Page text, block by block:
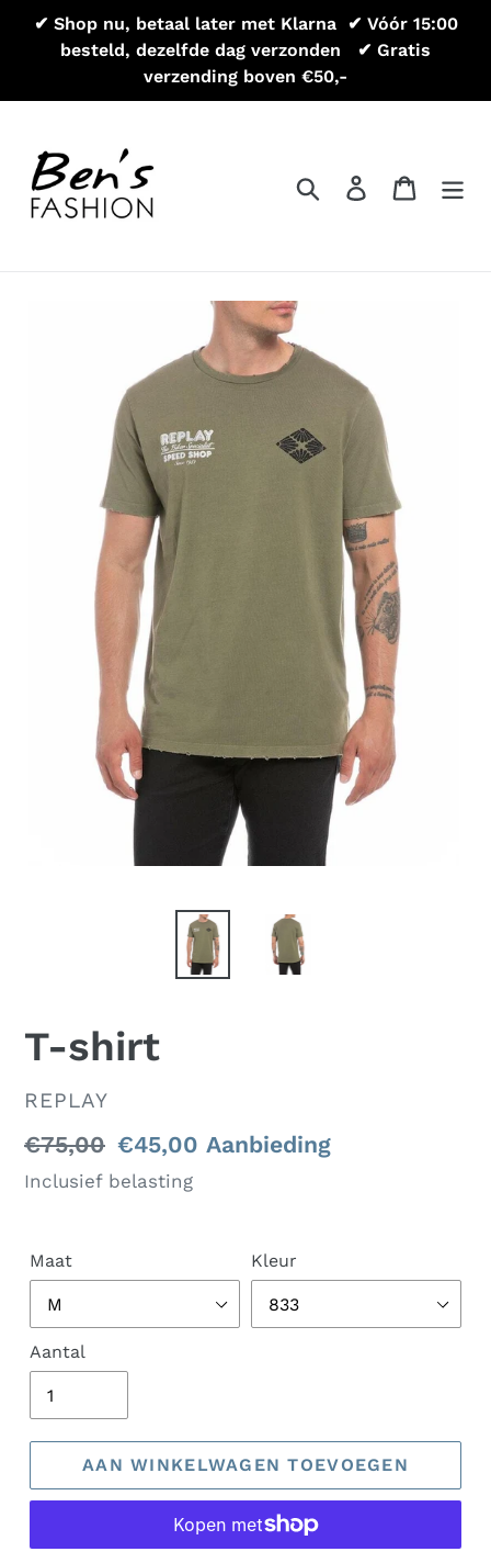
Meteen
inhoud
✔ Shop nu, betaal later met Klarna ㅤㅤㅤ ✔ Vóór 15:00
besteld, dezelfde dag verzonden ㅤ ㅤㅤ ✔ Gratis
verzending boven €50,-
ZoekenAanmelden
T-shirt
VERKOPER
REPLAY
Normale
prijs
€75,00 Aanbiedingsprijs
€45,00 Aanbieding
Inclusief belasting
Maat Kleur
Aantal
AAN WINKELWAGEN TOEVOEGEN